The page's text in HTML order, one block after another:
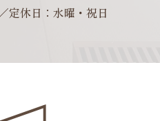
定休日：水曜・祝日